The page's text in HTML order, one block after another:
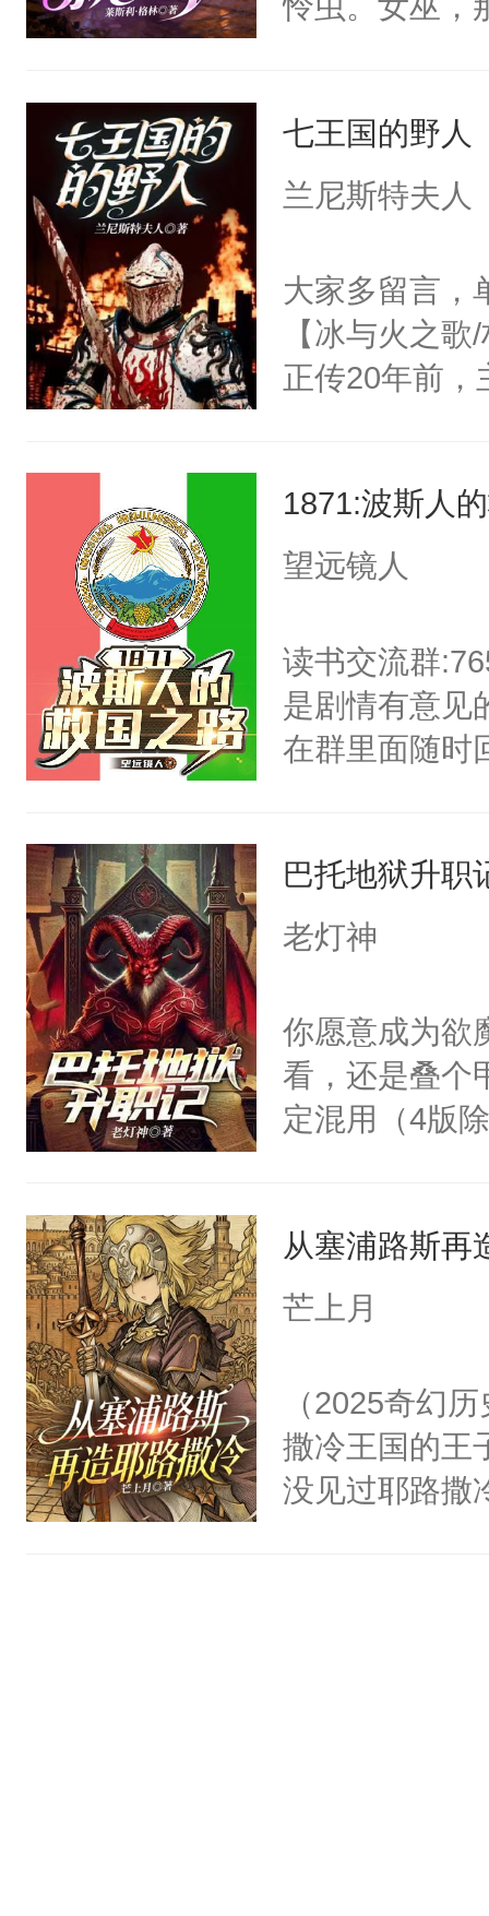
己后半生的蠢
案！我们想去
七王国的野人
兰尼斯特夫人
大家多留言，
【冰与火之
正传20年前，
们这群掠夺者
弓射死卫兵，
之歌，音调悠
己的自由民同
国度，没有白
封海岸住民笑
抵达他此生生
如母亲临终
片风雪中，和
只因唯有向南
1871:波斯人
望远镜人
读书交流群
是剧情有意见
在群里面随时
疫，暴风雪的
兰皇冠的圈禁
陆其他的古老
暗的时光。封
斯兰教法的传
了。只有波斯
巴托地狱升职
老灯神
你愿意成为欲
看，还是叠个
定混用（4版
从塞浦路斯再
芒上月
（2025奇幻
撒冷王国的王
没见过耶路撒